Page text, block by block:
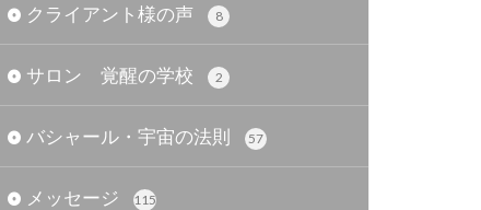
クライアント様の声 8
サロン 覚醒の学校 2
バシャール・宇宙の法則 57
メッセージ 115